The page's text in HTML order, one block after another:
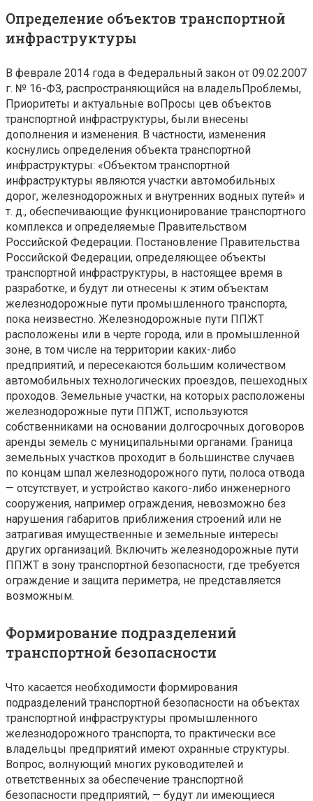
Определение объектов транспортной
инфраструктуры
В феврале 2014 года в Федеральный закон от 09.02.2007
г. № 16-ФЗ, распространяющийся на владельПроблемы,
Приоритеты и актуальные воПросы цев объектов
транспортной инфраструктуры, были внесены
дополнения и изменения. В частности, изменения
коснулись определения объекта транспортной
инфраструктуры: «Объектом транспортной
инфраструктуры являются участки автомобильных
дорог, железнодорожных и внутренних водных путей» и
т. д., обеспечивающие функционирование транспортного
комплекса и определяемые Правительством
Российской Федерации. Постановление Правительства
Российской Федерации, определяющее объекты
транспортной инфраструктуры, в настоящее время в
разработке, и будут ли отнесены к этим объектам
железнодорожные пути промышленного транспорта,
пока неизвестно. Железнодорожные пути ППЖТ
расположены или в черте города, или в промышленной
зоне, в том числе на территории каких-либо
предприятий, и пересекаются большим количеством
автомобильных технологических проездов, пешеходных
проходов. Земельные участки, на которых расположены
железнодорожные пути ППЖТ, используются
собственниками на основании долгосрочных договоров
аренды земель с муниципальными органами. Граница
земельных участков проходит в большинстве случаев
по концам шпал железнодорожного пути, полоса отвода
— отсутствует, и устройство какого-либо инженерного
сооружения, например ограждения, невозможно без
нарушения габаритов приближения строений или не
затрагивая имущественные и земельные интересы
других организаций. Включить железнодорожные пути
ППЖТ в зону транспортной безопасности, где требуется
ограждение и защита периметра, не представляется
возможным.
Формирование подразделений
транспортной безопасности
Что касается необходимости формирования
подразделений транспортной безопасности на объектах
транспортной инфраструктуры промышленного
железнодорожного транспорта, то практически все
владельцы предприятий имеют охранные структуры.
Вопрос, волнующий многих руководителей и
ответственных за обеспечение транспортной
безопасности предприятий, — будут ли имеющиеся